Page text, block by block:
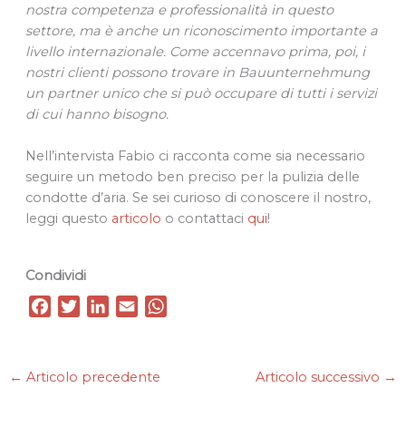
nostra competenza e professionalità in questo
settore, ma è anche un riconoscimento importante a
livello internazionale. Come accennavo prima, poi, i
nostri clienti possono trovare in Bauunternehmung
un partner unico che si può occupare di tutti i servizi
di cui hanno bisogno.
Nell’intervista Fabio ci racconta come sia necessario
seguire un metodo ben preciso per la pulizia delle
condotte d’aria. Se sei curioso di conoscere il nostro,
leggi questo articolo o contattaci qui!
Condividi
e
t
k
i
← Articolo precedente Articolo successivo →